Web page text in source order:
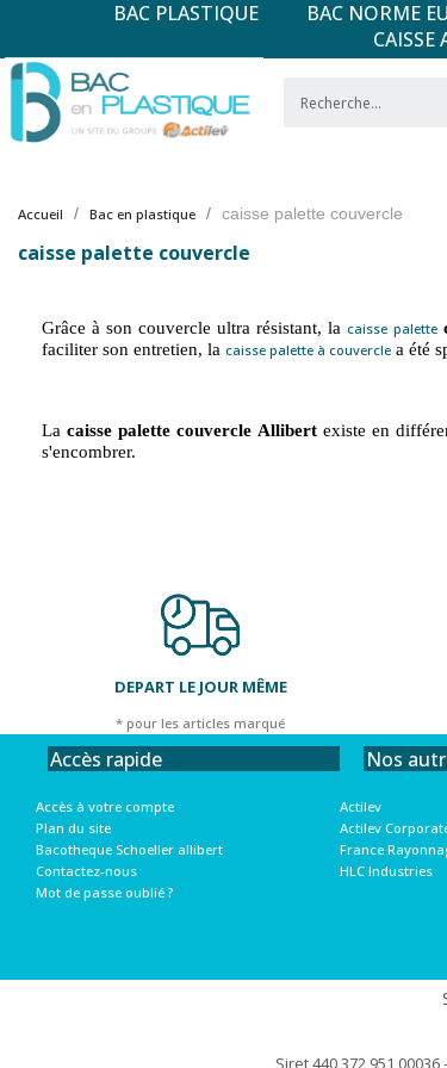
BAC PLASTIQUE BAC NORME
CAISSE
Accueil Bac en plastique caisse palette couvercle
caisse palette couvercle
Grâce à son couvercle ultra résistant, lacaisse palette
faciliter son entretien, la caisse palette à couvercle a été
Lacaisse palette couvercle Allibertexiste en
s'encombrer.
DEPART LE JOUR MÊME
* pour les articles marqué
Accès rapide
Accès à votre compte
Plan du site
Bacotheque Schoeller allibert
Contactez-nous
Mot de passe oublié ?
Nos
Actilev
Actilev
France
HLC Industries
Siret 440 372 951